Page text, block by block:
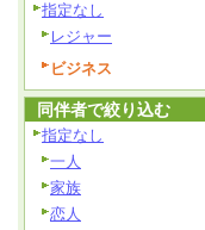
指定なし
レジャー
ビジネス
同伴者で絞り込む
指定なし
一人
家族
恋人